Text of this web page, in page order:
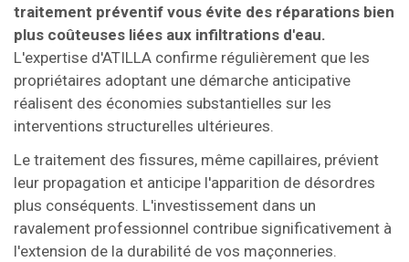
traitement préventif vous évite des réparations bien
plus coûteuses liées aux infiltrations d'eau.
L'expertise d'ATILLA confirme régulièrement que les
propriétaires adoptant une démarche anticipative
réalisent des économies substantielles sur les
interventions structurelles ultérieures.
Le traitement des fissures, même capillaires, prévient
leur propagation et anticipe l'apparition de désordres
plus conséquents. L'investissement dans un
ravalement professionnel contribue significativement à
l'extension de la durabilité de vos maçonneries.